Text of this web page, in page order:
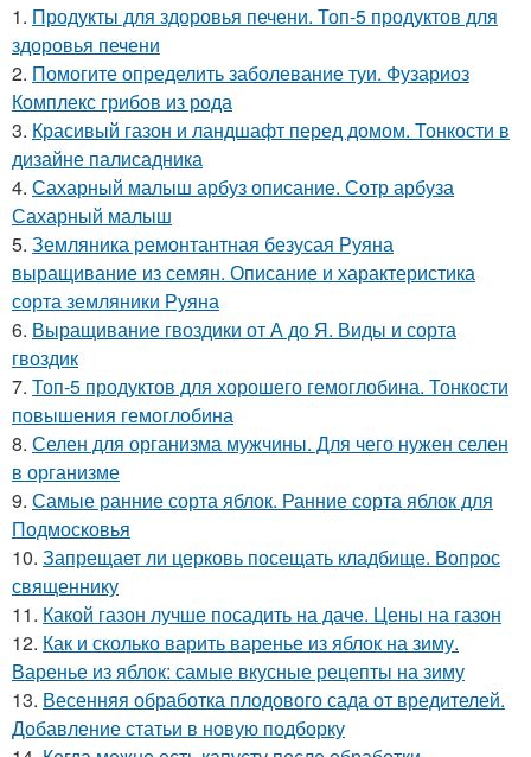
1. Продукты для здоровья печени. Топ-5 продуктов для
здоровья печени
2. Помогите определить заболевание туи. Фузариоз
Комплекс грибов из рода
3. Красивый газон и ландшафт перед домом. Тонкости в
дизайне палисадника
4. Сахарный малыш арбуз описание. Сотр арбуза
Сахарный малыш
5. Земляника ремонтантная безусая Руяна
выращивание из семян. Описание и характеристика
сорта земляники Руяна
6. Выращивание гвоздики от А до Я. Виды и сорта
гвоздик
7. Топ-5 продуктов для хорошего гемоглобина. Тонкости
повышения гемоглобина
8. Селен для организма мужчины. Для чего нужен селен
в организме
9. Самые ранние сорта яблок. Ранние сорта яблок для
Подмосковья
10. Запрещает ли церковь посещать кладбище. Вопрос
священнику
11. Какой газон лучше посадить на даче. Цены на газон
12. Как и сколько варить варенье из яблок на зиму.
Варенье из яблок: самые вкусные рецепты на зиму
13. Весенняя обработка плодового сада от вредителей.
Добавление статьи в новую подборку